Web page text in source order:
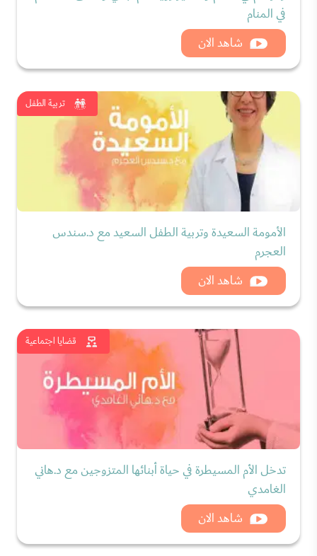
في المنام
شاهد الان
تربية الطفل
الأمومة السعيدة وتربية الطفل السعيد مع د.سندس
العجرم
شاهد الان
قضايا اجتماعية
تدخل الأم المسيطرة في حياة أبنائها المتزوجين مع د.هاني
الغامدي
شاهد الان